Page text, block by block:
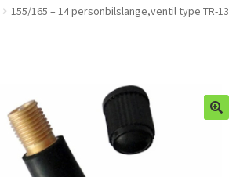
155/165 – 14 personbilslange,ventil type TR-13